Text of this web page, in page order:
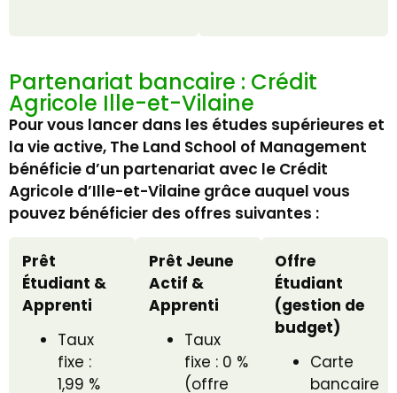
Partenariat bancaire : Crédit
Agricole Ille-et-Vilaine
Pour vous lancer dans les études supérieures et
la vie active, The Land School of Management
bénéficie d’un partenariat avec le Crédit
Agricole d’Ille-et-Vilaine grâce auquel vous
pouvez bénéficier des offres suivantes :
Prêt
Étudiant &
Apprenti
Taux
fixe :
1,99 %
Prêt Jeune
Actif &
Apprenti
Taux
fixe : 0 %
(offre
Offre
Étudiant
(gestion de
budget)
Carte
bancaire